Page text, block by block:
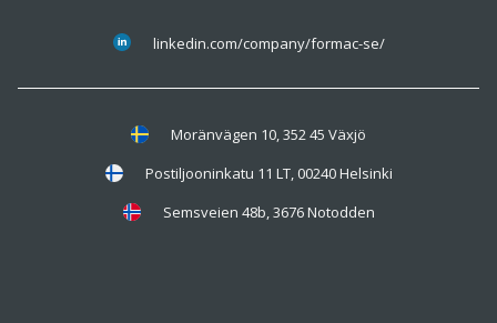
linkedin.com/company/formac-se/
Moränvägen 10, 352 45 Växjö
Postiljooninkatu 11 LT, 00240 Helsinki
Semsveien 48b, 3676 Notodden